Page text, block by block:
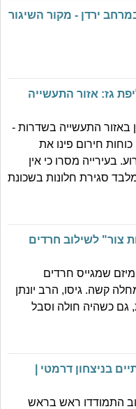
ירדן - מקור השיגור
דליפת גז: אזור התעשייה
באזור התעשייה בשדרות -
חירום פינו את
בעירייה מסרו כי אין
סגירת חלונות בשכונת
צור" לשילוב חרדים
שמגייס חרדים
קשה. גיסו, הרב יונתן
גם כשהיה חולה וסבל
בניצחון דרמטי |
התמודדו ראש בראש